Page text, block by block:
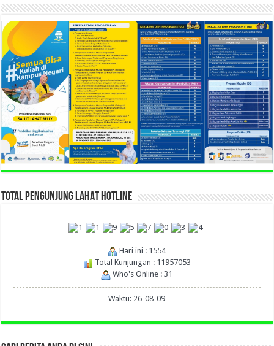
TOTAL PENGUNJUNG LAHAT HOTLINE
Hari ini : 1554
Total Kunjungan : 11957053
Who's Online : 31
Waktu: 26-08-09